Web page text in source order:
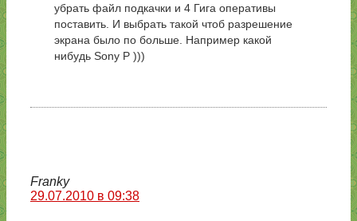
убрать файл подкачки и 4 Гига оперативы
поставить. И выбрать такой чтоб разрешение
экрана было по больше. Например какой
нибудь Sony P )))
Franky
29.07.2010 в 09:38